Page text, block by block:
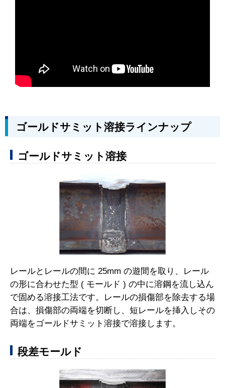
ゴールドサミット溶接ラインナップ
ゴールドサミット溶接
レールとレールの間に 25mm の遊間を取り、レール
の形に合わせた型 ( モールド ) の中に溶鋼を流し込ん
で固める溶接工法です。レールの損傷部を除去する場
合は、損傷部の両端を切断し、短レールを挿入しその
両端をゴールドサミット溶接で溶接します。
段差モールド